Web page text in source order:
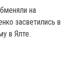
на
засветились в
в Ялте.